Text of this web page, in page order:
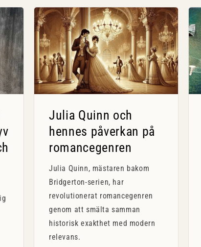
Julia Quinn och
hennes påverkan på
romancegenren
Julia Quinn, mästaren bakom
Bridgerton-serien, har
revolutionerat romancegenren
genom att smälta samman
historisk exakthet med modern
relevans.